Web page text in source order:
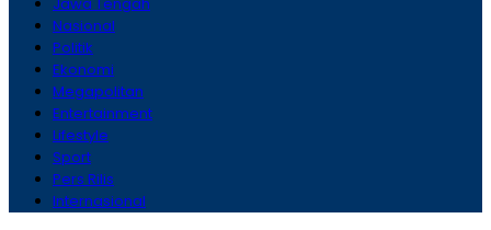
Nasional
Politik
Ekonomi
Megapolitan
Entertainment
Lifestyle
Sport
Pers Rilis
Internasional